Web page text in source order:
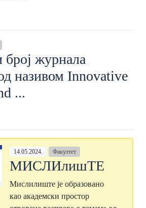
број журнала
називом Innovative
...
14.05.2024. Факултет
МИСЛИлишТЕ
Мислилиште је образовано
као академски простор